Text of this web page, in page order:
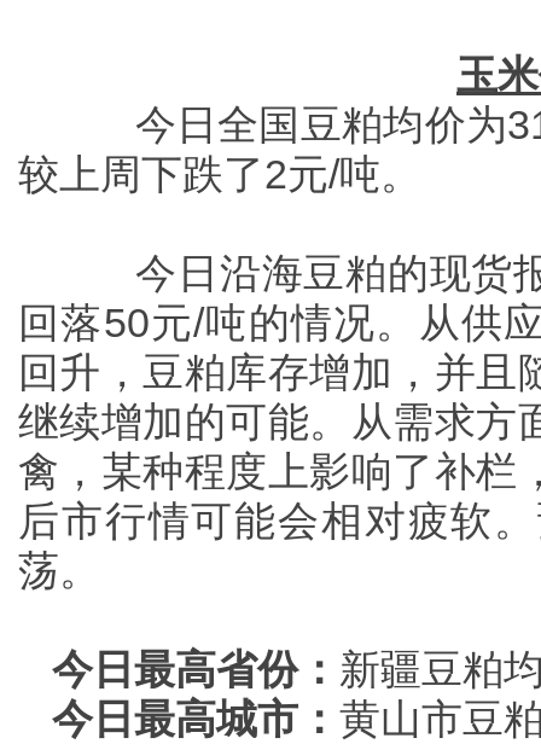
玉
今日全国豆粕均价为
较上周下跌了2元/吨。
今日沿海豆粕的现货
回落50元/吨的情况。从供
回升，豆粕库存增加，并
继续增加的可能。从需求方
禽，某种程度上影响了补栏
后市行情可能会相对疲软
荡。
今日最高省份： 新疆豆粕
今日最高城市： 黄山市豆